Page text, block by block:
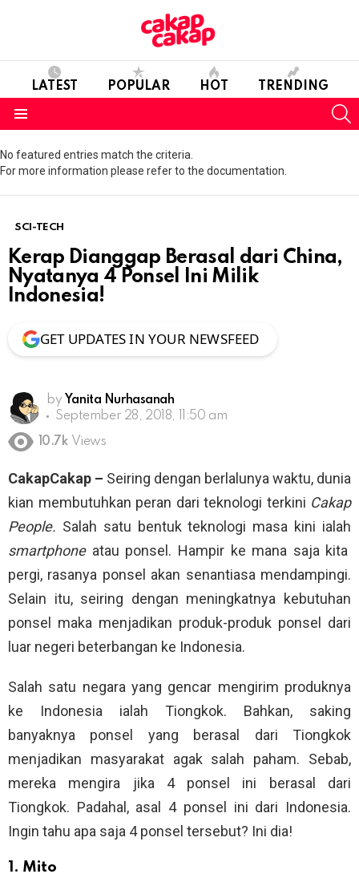
LATEST POPULAR HOT TRENDING
No featured entries match the criteria.
For more information please refer to the documentation.
SCI-TECH
Kerap Dianggap Berasal dari China,
Nyatanya 4 Ponsel Ini Milik
Indonesia!
GET UPDATES IN YOUR NEWSFEED
by Yanita Nurhasanah
September 28, 2018, 11:50 am
10.7k Views
CakapCakap – Seiring dengan berlalunya waktu, dunia
kian membutuhkan peran dari teknologi terkini Cakap
People. Salah satu bentuk teknologi masa kini ialah
smartphone atau ponsel. Hampir ke mana saja kita
pergi, rasanya ponsel akan senantiasa mendampingi.
Selain itu, seiring dengan meningkatnya kebutuhan
ponsel maka menjadikan produk-produk ponsel dari
luar negeri beterbangan ke Indonesia.
Salah satu negara yang gencar mengirim produknya
ke Indonesia ialah Tiongkok. Bahkan, saking
banyaknya ponsel yang berasal dari Tiongkok
menjadikan masyarakat agak salah paham. Sebab,
mereka mengira jika 4 ponsel ini berasal dari
Tiongkok. Padahal, asal 4 ponsel ini dari Indonesia.
Ingin tahu apa saja 4 ponsel tersebut? Ini dia!
1. Mito